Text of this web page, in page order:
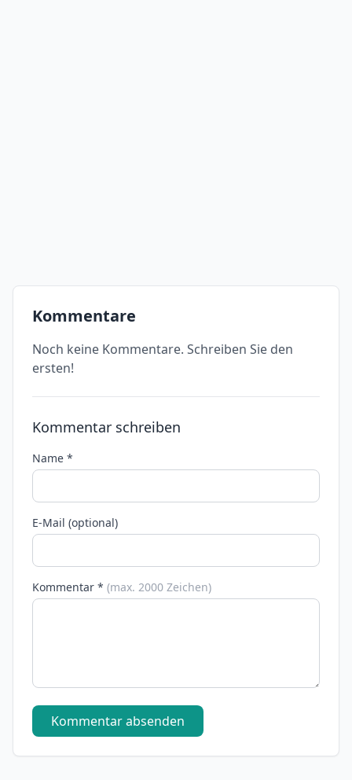
Kommentare
Noch keine Kommentare. Schreiben Sie den
ersten!
Kommentar schreiben
Name *
E-Mail (optional)
Kommentar * (max. 2000 Zeichen)
Kommentar absenden